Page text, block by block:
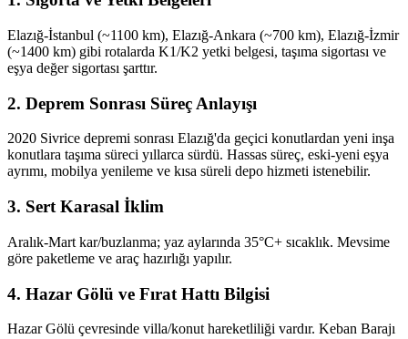
Elazığ-İstanbul (~1100 km), Elazığ-Ankara (~700 km), Elazığ-İzmir
(~1400 km) gibi rotalarda K1/K2 yetki belgesi, taşıma sigortası ve
eşya değer sigortası şarttır.
2. Deprem Sonrası Süreç Anlayışı
2020 Sivrice depremi sonrası Elazığ'da geçici konutlardan yeni inşa
konutlara taşıma süreci yıllarca sürdü. Hassas süreç, eski-yeni eşya
ayrımı, mobilya yenileme ve kısa süreli depo hizmeti istenebilir.
3. Sert Karasal İklim
Aralık-Mart kar/buzlanma; yaz aylarında 35°C+ sıcaklık. Mevsime
göre paketleme ve araç hazırlığı yapılır.
4. Hazar Gölü ve Fırat Hattı Bilgisi
Hazar Gölü çevresinde villa/konut hareketliliği vardır. Keban Barajı